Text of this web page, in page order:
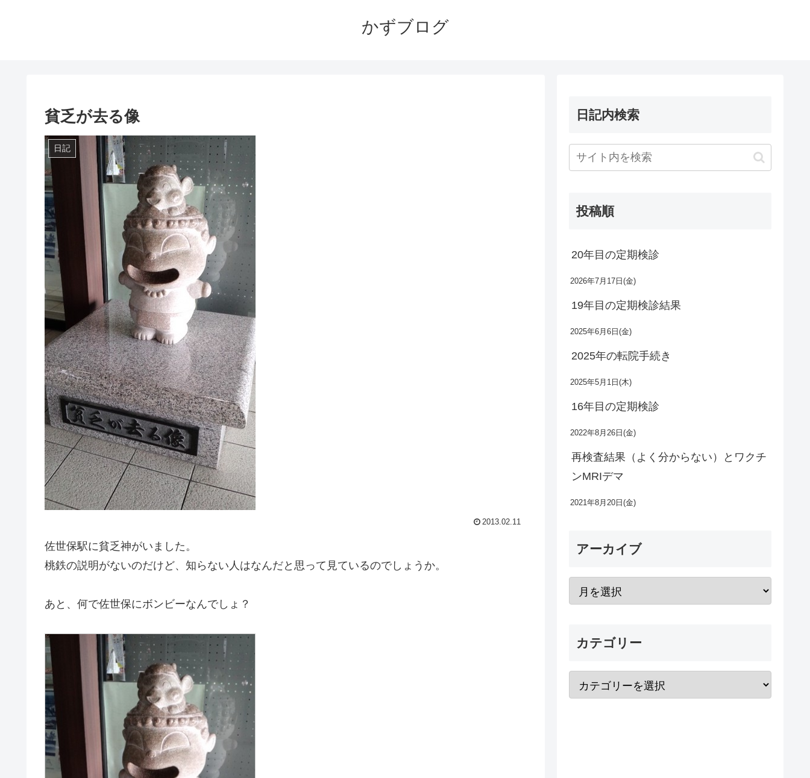
かずブログ
貧乏が去る像
日記
2013.02.11
佐世保駅に貧乏神がいました。
桃鉄の説明がないのだけど、知らない人はなんだと思って見ているのでしょうか。
あと、何で佐世保にボンビーなんでしょ？
日記内検索
投稿順
20年目の定期検診
2026年7月17日(金)
19年目の定期検診結果
2025年6月6日(金)
2025年の転院手続き
2025年5月1日(木)
16年目の定期検診
2022年8月26日(金)
再検査結果（よく分からない）とワクチ
ンMRIデマ
2021年8月20日(金)
アーカイブ
カテゴリー